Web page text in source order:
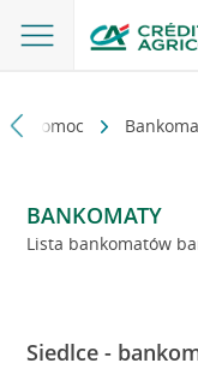
i pomoc
BANKOMATY
Lista bankomatów
Siedlce -